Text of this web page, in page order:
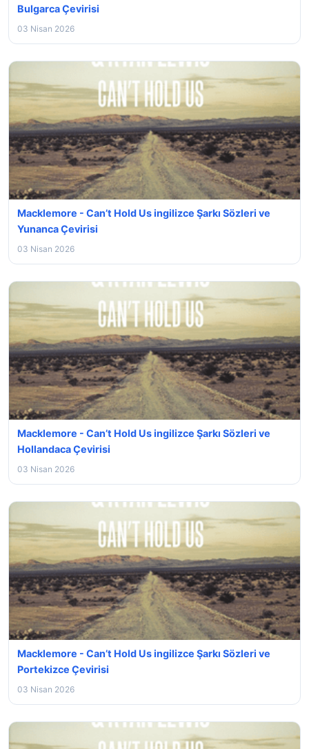
Bulgarca Çevirisi
03 Nisan 2026
Macklemore - Can’t Hold Us ingilizce Şarkı Sözleri ve
Yunanca Çevirisi
03 Nisan 2026
Macklemore - Can’t Hold Us ingilizce Şarkı Sözleri ve
Hollandaca Çevirisi
03 Nisan 2026
Macklemore - Can’t Hold Us ingilizce Şarkı Sözleri ve
Portekizce Çevirisi
03 Nisan 2026